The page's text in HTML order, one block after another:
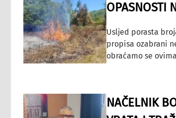
OPASNOSTI
Usljed porasta
propisa ozabrani
obraćamo se
NAČELNIK